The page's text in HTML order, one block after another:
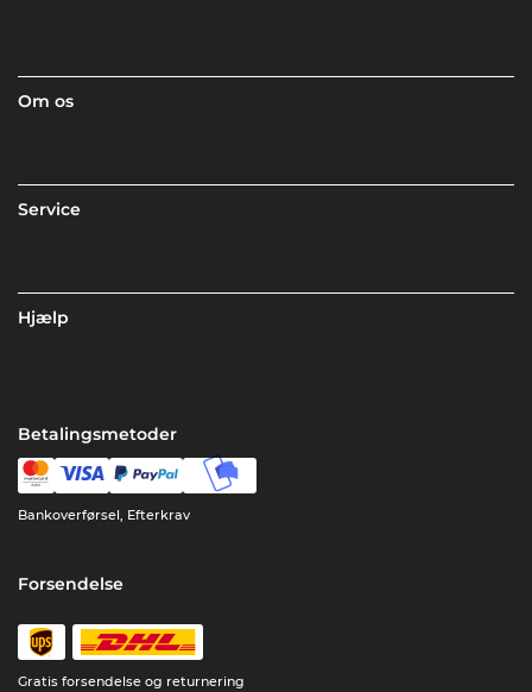
Om os
Service
Hjælp
Betalingsmetoder
Bankoverførsel, Efterkrav
Forsendelse
Gratis forsendelse og returnering